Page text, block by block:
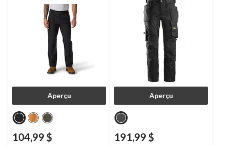
FlexMD pour hommes,
Aperçu
104,99 $
Aperçu
191,99 $